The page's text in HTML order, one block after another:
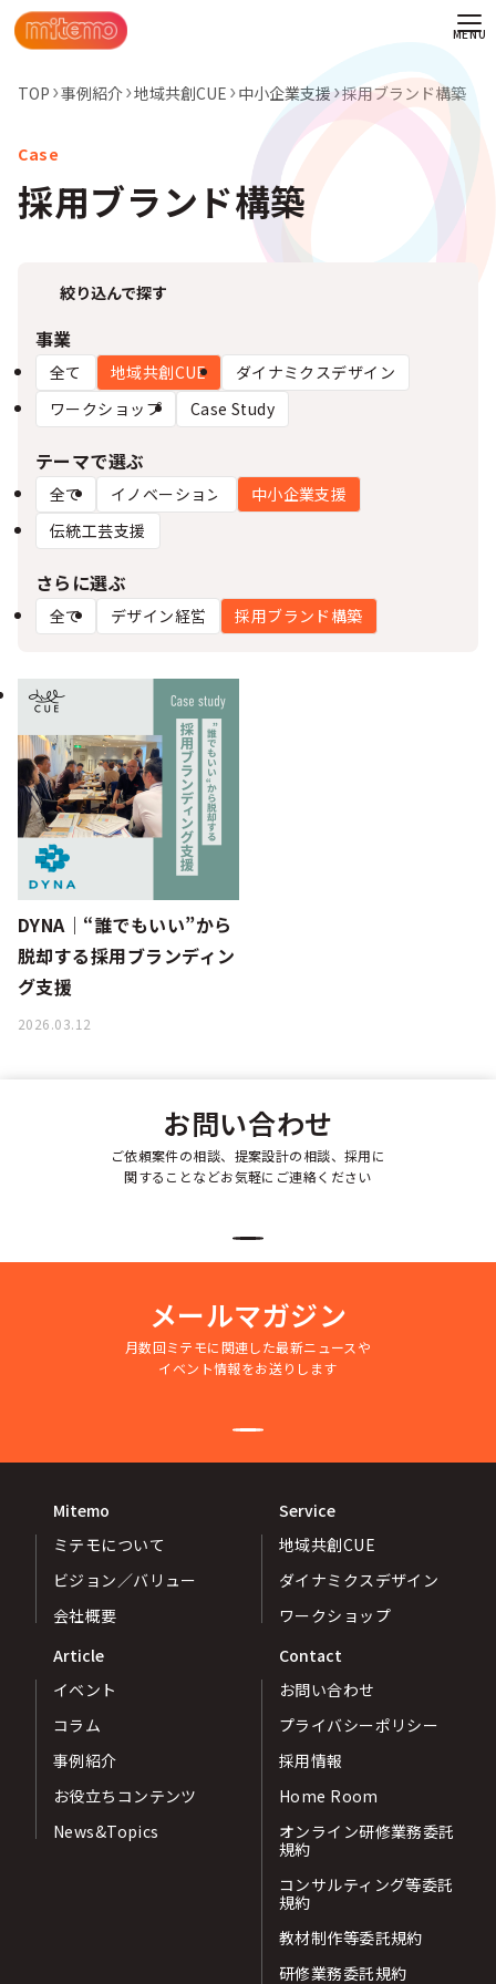
TOP 事例紹介 地域共創CUE 中小企業支援 採用ブランド構築
採用ブランド構築
絞り込んで探す
事業
全て 地域共創CUE
ダイナミクスデザイン
ワークショップ
Case Study
テーマで選ぶ
全て イノベーション
中小企業支援
伝統工芸支援
さらに選ぶ
全て デザイン経営 採用ブランド構築
DYNA｜“誰でもいい”から
脱却する採用ブランディン
グ支援
2026.03.12
お問い合わせ
ご依頼案件の相談、提案設計の相談、採用に
関することなどお気軽にご連絡ください
メールマガジン
月数回ミテモに関連した最新ニュースや
イベント情報をお送りします
Mitemo
ミテモについて
ビジョン／バリュー
会社概要
Service
地域共創CUE
ダイナミクスデザイン
ワークショップ
Article
イベント
コラム
事例紹介
お役立ちコンテンツ
News&Topics
Contact
お問い合わせ
プライバシーポリシー
採用情報
Home Room
オンライン研修業務委託
規約
コンサルティング等委託
規約
教材制作等委託規約
研修業務委託規約